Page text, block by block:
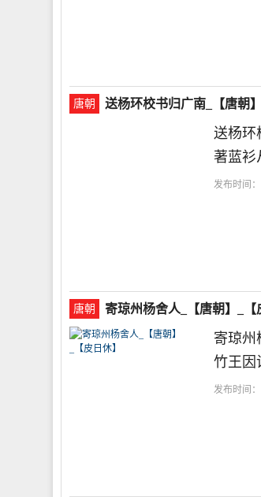
唐朝 送杨环校书归广南_【唐朝】
送杨环
著蓝衫
发布时间：
唐朝 寄琼州杨舍人_【唐朝】_【
寄琼州
竹王因
发布时间：